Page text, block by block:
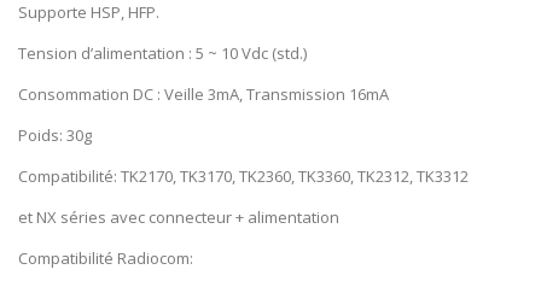
Supporte HSP, HFP.
Tension d’alimentation : 5 ~ 10 Vdc (std.)
Consommation DC : Veille 3mA, Transmission 16mA
Poids: 30g
Compatibilité: TK2170, TK3170, TK2360, TK3360, TK2312, TK3312
et NX séries avec connecteur + alimentation
Compatibilité Radiocom: